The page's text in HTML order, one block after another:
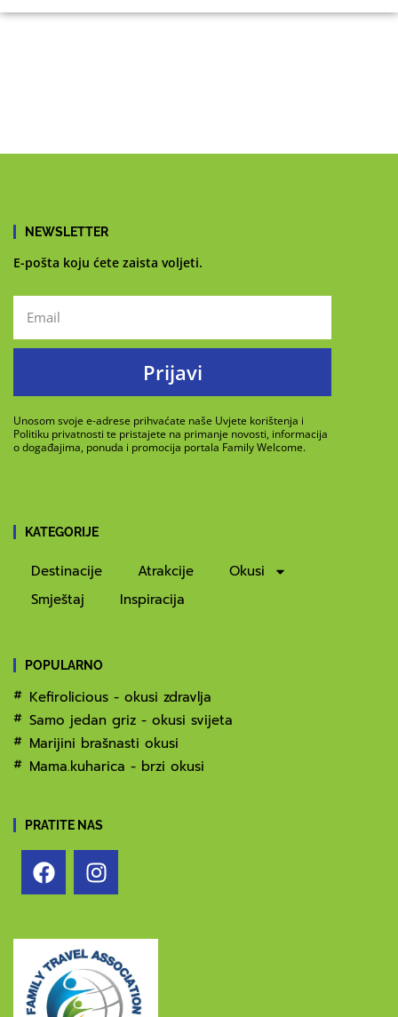
NEWSLETTER
E-pošta koju ćete zaista voljeti.
Prijavi
Unosom svoje e-adrese prihvaćate naše Uvjete korištenja i
Politiku privatnosti te pristajete na primanje novosti, informacija
o događajima, ponuda i promocija portala Family Welcome.
KATEGORIJE
Destinacije Atrakcije
Okusi
Smještaj
Inspiracija
POPULARNO
Kefirolicious - okusi zdravlja
Samo jedan griz - okusi svijeta
Marijini brašnasti okusi
Mama.kuharica - brzi okusi
PRATITE NAS